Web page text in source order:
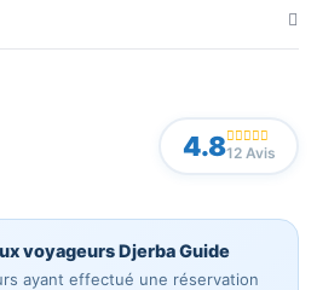
4.812 Avis
voyageurs Djerba Guide
ayant effectué une réservation